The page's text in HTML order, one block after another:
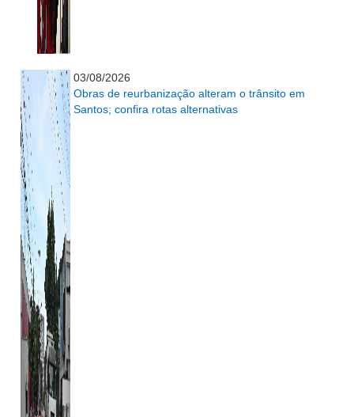
03/08/2026
Obras de reurbanização alteram o trânsito em
Santos; confira rotas alternativas